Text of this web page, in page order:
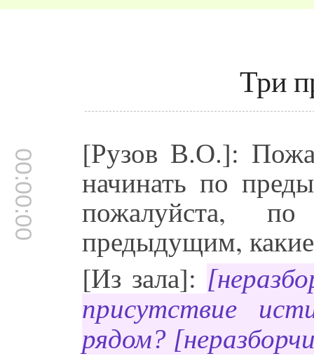
Три
00:00:00 [Рузов В.О.]:
начинать по
пожалуйста,
предыдущим,
[Из зала]:
присутствие
рядом?